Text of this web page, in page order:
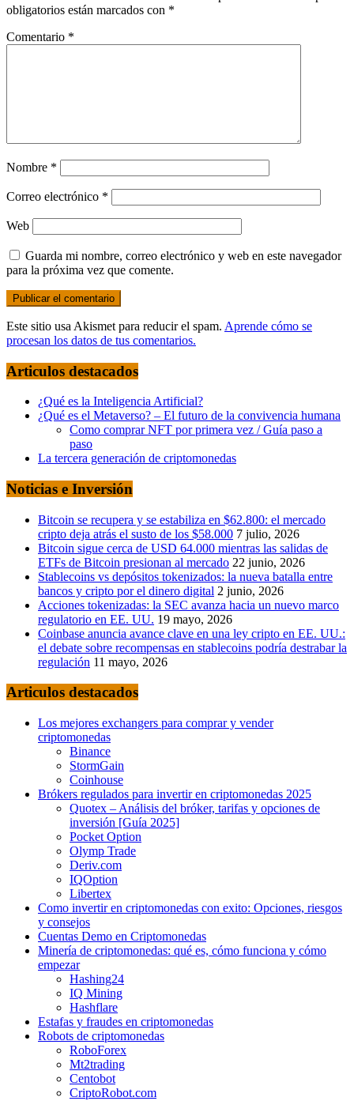
obligatorios están marcados con *
Comentario *
Nombre *
Correo electrónico *
Web
Guarda mi nombre, correo electrónico y web en este navegador
para la próxima vez que comente.
Este sitio usa Akismet para reducir el spam. Aprende cómo se
procesan los datos de tus comentarios.
Articulos destacados
¿Qué es la Inteligencia Artificial?
¿Qué es el Metaverso? – El futuro de la convivencia humana
Como comprar NFT por primera vez / Guía paso a
paso
La tercera generación de criptomonedas
Noticias e Inversión
Bitcoin se recupera y se estabiliza en $62.800: el mercado
cripto deja atrás el susto de los $58.000 7 julio, 2026
Bitcoin sigue cerca de USD 64.000 mientras las salidas de
ETFs de Bitcoin presionan al mercado 22 junio, 2026
Stablecoins vs depósitos tokenizados: la nueva batalla entre
bancos y cripto por el dinero digital 2 junio, 2026
Acciones tokenizadas: la SEC avanza hacia un nuevo marco
regulatorio en EE. UU. 19 mayo, 2026
Coinbase anuncia avance clave en una ley cripto en EE. UU.:
el debate sobre recompensas en stablecoins podría destrabar la
regulación 11 mayo, 2026
Articulos destacados
Los mejores exchangers para comprar y vender
criptomonedas
Binance
StormGain
Coinhouse
Brókers regulados para invertir en criptomonedas 2025
Quotex – Análisis del bróker, tarifas y opciones de
inversión [Guía 2025]
Pocket Option
Olymp Trade
Deriv.com
IQOption
Libertex
Como invertir en criptomonedas con exito: Opciones, riesgos
y consejos
Cuentas Demo en Criptomonedas
Minería de criptomonedas: qué es, cómo funciona y cómo
empezar
Hashing24
IQ Mining
Hashflare
Estafas y fraudes en criptomonedas
Robots de criptomonedas
RoboForex
Mt2trading
Centobot
CriptoRobot.com